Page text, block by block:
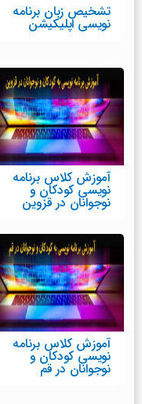
تشخیص زبان برنامه
نویسی اپلیکیشن
آموزش کلاس برنامه
نویسی کودکان و
نوجوانان در قزوین
آموزش کلاس برنامه
نویسی کودکان و
نوجوانان در قم